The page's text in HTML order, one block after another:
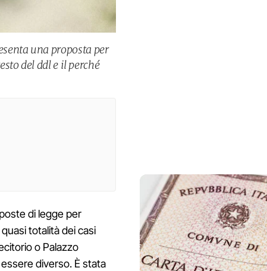
una proposta per
del ddl e il perché
di legge per
totalità dei casi
o Palazzo
diverso. È stata